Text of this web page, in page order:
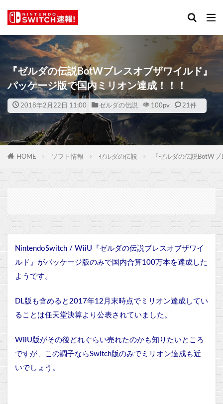
『ゼルダの伝説BotWブレスオブザワイルド』
パッケージ版で国内ミリオン達成！！！
2018年2月22日 11:00 ゼルダの伝説 100pv 21件
HOME ソフト情報 ゼルダの伝説 『ゼルダの伝説BotW
NintendoSwitch / WiiU『ゼルダの伝説ブレスオブザワイ
ルド』がパッケージ版のみで国内合算100万本を達成した
ようです。
DL版も含めると2017年12月末時点でミリオン達成してい
ることは任天堂決算より公表されていました。
WiiU版がその後どれぐらい売れたのかも知りたいところ
ですが、この調子ならSwitch版のみでミリオン達成も近
いでしょう。